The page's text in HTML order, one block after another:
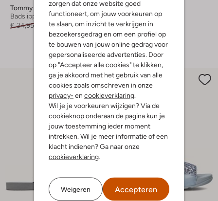
zorgen dat onze website goed
functioneert, om jouw voorkeuren op
te slaan, om inzicht te verkrijgen in
bezoekersgedrag en om een profiel op
te bouwen van jouw online gedrag voor
gepersonaliseerde advertenties. Door
op "Accepteer alle cookies" te klikken,
ga je akkoord met het gebruik van alle
cookies zoals omschreven in onze
privacy- en cookieverklaring.
Wil je je voorkeuren wijzigen? Via de
cookieknop onderaan de pagina kun je
jouw toestemming ieder moment
intrekken. Wil je meer informatie of een
klacht indienen? Ga naar onze
cookieverklaring.
Weigeren Accepteren
Tommy Hilfiger
Badslippers
€ 34,95
€ 16,99
Via Vai
Slippers
€ 89,99
+ meer kleuren